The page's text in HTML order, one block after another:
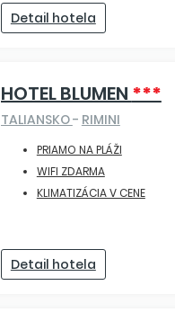
Detail hotela
HOTEL BLUMEN ***
TALIANSKO- RIMINI
PRIAMO NA PLÁŽI
WIFI ZDARMA
KLIMATIZÁCIA V CENE
Detail hotela